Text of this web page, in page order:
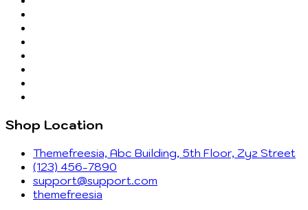
Shop Location
Themefreesia, Abc Building, 5th Floor, Zyz Street
(123) 456-7890
support@support.com
themefreesia